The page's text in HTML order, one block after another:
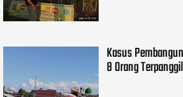
Kasus
8 Orang Terpanggil